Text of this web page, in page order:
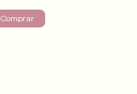
Comprar